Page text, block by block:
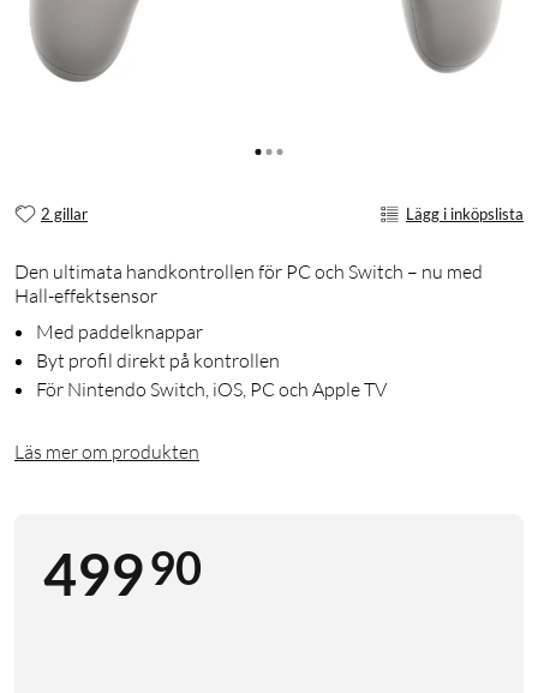
2 gillar Lägg i inköpslista
Den ultimata handkontrollen för PC och Switch – nu med
Hall-effektsensor
Med paddelknappar
Byt profil direkt på kontrollen
För Nintendo Switch, iOS, PC och Apple TV
Läs mer om produkten
49990